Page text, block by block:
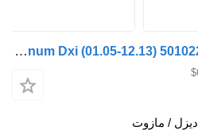
خرطوم جهاز التكييف Renault Magnum Dxi (01.05-12.13) 5010227209 لـ السيارات القاطرة Renault Magnum (1990-2014)
ديزل / مازوت